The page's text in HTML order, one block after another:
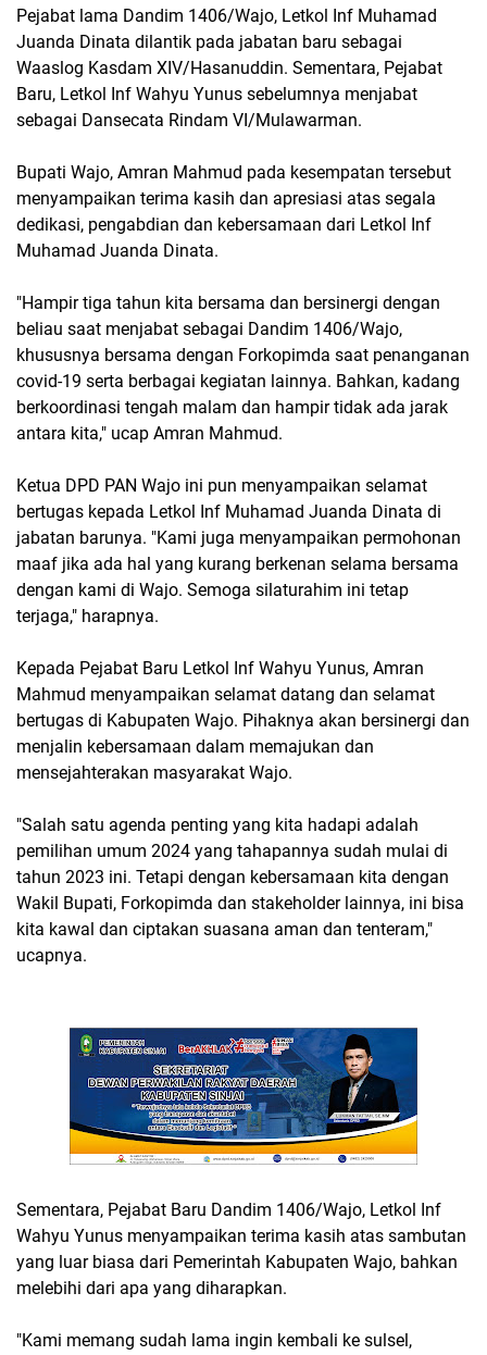
Pejabat lama Dandim 1406/Wajo, Letkol Inf Muhamad
Juanda Dinata dilantik pada jabatan baru sebagai
Waaslog Kasdam XIV/Hasanuddin. Sementara, Pejabat
Baru, Letkol Inf Wahyu Yunus sebelumnya menjabat
sebagai Dansecata Rindam VI/Mulawarman.
Bupati Wajo, Amran Mahmud pada kesempatan tersebut
menyampaikan terima kasih dan apresiasi atas segala
dedikasi, pengabdian dan kebersamaan dari Letkol Inf
Muhamad Juanda Dinata.
"Hampir tiga tahun kita bersama dan bersinergi dengan
beliau saat menjabat sebagai Dandim 1406/Wajo,
khususnya bersama dengan Forkopimda saat penanganan
covid-19 serta berbagai kegiatan lainnya. Bahkan, kadang
berkoordinasi tengah malam dan hampir tidak ada jarak
antara kita," ucap Amran Mahmud.
Ketua DPD PAN Wajo ini pun menyampaikan selamat
bertugas kepada Letkol Inf Muhamad Juanda Dinata di
jabatan barunya. "Kami juga menyampaikan permohonan
maaf jika ada hal yang kurang berkenan selama bersama
dengan kami di Wajo. Semoga silaturahim ini tetap
terjaga," harapnya.
Kepada Pejabat Baru Letkol Inf Wahyu Yunus, Amran
Mahmud menyampaikan selamat datang dan selamat
bertugas di Kabupaten Wajo. Pihaknya akan bersinergi dan
menjalin kebersamaan dalam memajukan dan
mensejahterakan masyarakat Wajo.
"Salah satu agenda penting yang kita hadapi adalah
pemilihan umum 2024 yang tahapannya sudah mulai di
tahun 2023 ini. Tetapi dengan kebersamaan kita dengan
Wakil Bupati, Forkopimda dan stakeholder lainnya, ini bisa
kita kawal dan ciptakan suasana aman dan tenteram,"
ucapnya.
Sementara, Pejabat Baru Dandim 1406/Wajo, Letkol Inf
Wahyu Yunus menyampaikan terima kasih atas sambutan
yang luar biasa dari Pemerintah Kabupaten Wajo, bahkan
melebihi dari apa yang diharapkan.
"Kami memang sudah lama ingin kembali ke sulsel,